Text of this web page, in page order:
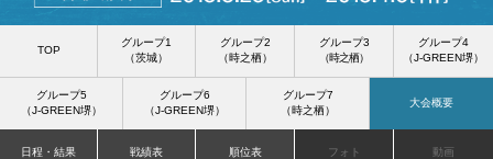
TOP
グループ1
（茨城）
グループ2
（時之栖）
グループ3
（時之栖）
グループ4
（J-GREEN堺）
グループ5
（J-GREEN堺）
グループ6
（J-GREEN堺）
グループ7
（時之栖）
大会概要
日程・結果 戦績表 順位表 フォト 動画